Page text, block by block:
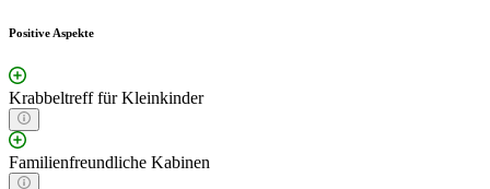
Positive Aspekte
Krabbeltreff für Kleinkinder
Familienfreundliche Kabinen